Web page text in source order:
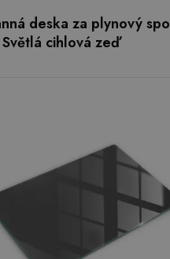
deska za plynový
cihlová zeď